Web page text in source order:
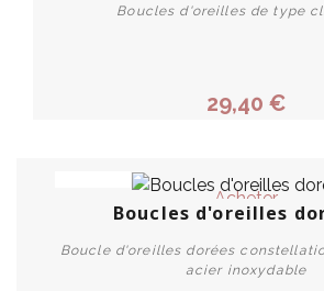
Boucles d'oreilles de type
29,40 €
Acheter
Boucles d'oreilles
Boucle d'oreilles dorées
acier inoxydable